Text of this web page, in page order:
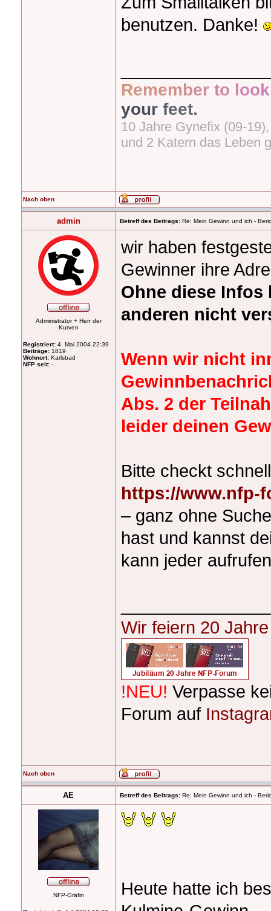
benutzen. Danke!
Remember to look
your feet.
10 Jahre Gynefix (09-
und 2 Katern das Leben
Nach oben
admin Betreff des Beitrags: Re: Mein Gewinn und ich -
Administrator + Herr der
Kurven
Registriert: 4. Mai 2004 22:39
Beiträge: 1819
Wohnort: Karlsbad
NFP seit: -
wir haben
Gewinner ihre
Ohne diese Infos
anderen nicht
Wenn wir nicht
Abs. 2 der
leider deinen
Bitte checkt
https://www.nfp-
– ganz ohne
hast und kannst
kann jeder
Wir feiern 20
!NEU! Verpasse
Forum auf
Nach oben
AE Betreff des Beitrags: Re: Mein Gewinn und ich -
NFP-Gräfin
Heute hatte ich